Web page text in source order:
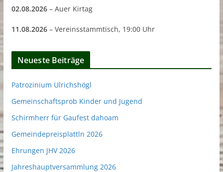
02.08.2026– Auer Kirtag
11.08.2026– Vereinsstammtisch, 19:00 Uhr
Neueste Beiträge
Patrozinium Ulrichshögl
Gemeinschaftsprob Kinder und Jugend
Schirmherr für Gaufest dahoam
Gemeindepreisplattln 2026
Ehrungen JHV 2026
Jahreshauptversammlung 2026